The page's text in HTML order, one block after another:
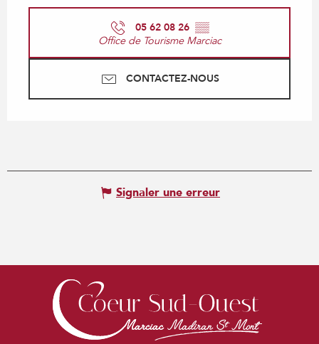
05 62 08 26 ▒▒
Office de Tourisme Marciac
CONTACTEZ-NOUS
Signaler une erreur